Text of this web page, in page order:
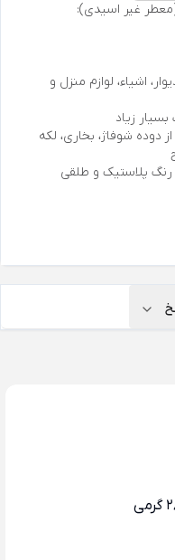
غیر اسیدی):
اشیاء، لوازم منزل و
زیاد
دوده شوفاژ، بخاری، لکه
پلاستیک و طلقی